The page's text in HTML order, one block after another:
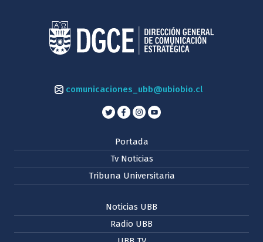
comunicaciones_ubb@ubiobio.cl
Portada
Tv Noticias
Tribuna Universitaria
Noticias UBB
Radio UBB